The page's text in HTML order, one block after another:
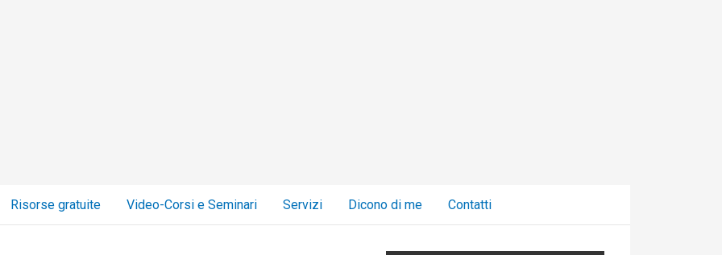
Risorse gratuite Video-Corsi e Seminari Servizi Dicono di me Contatti